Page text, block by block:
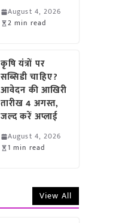
August 4, 2026
2 min read
कृषि यंत्रों पर
सब्सिडी चाहिए?
आवेदन की आखिरी
तारीख 4 अगस्त,
जल्द करें अप्लाई
August 4, 2026
1 min read
View All